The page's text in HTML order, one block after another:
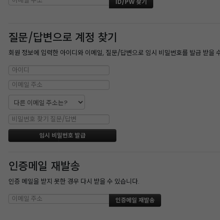
질문/답변으로 계정 찾기
회원 정보에 입력한 아이디와 이메일, 질문/답변으로 임시 비밀번호를 발급 받을
인증메일 재발송
인증 메일을 받지 못한 경우 다시 받을 수 있습니다.